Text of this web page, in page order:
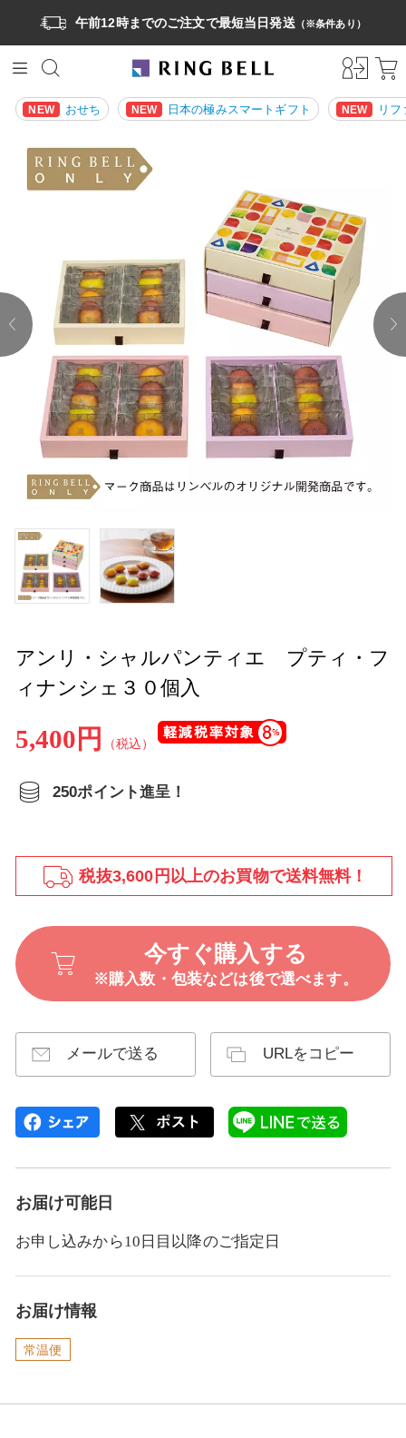
午前12時までのご注文で最短当日発送（※条件あり）
NEW おせち NEW 日本の極みスマートギフト NEW リ
prev
アンリ・シャルパンティエ プティ・フ
ィナンシェ３０個入
5,400円 （税込）
250ポイント進呈！
税抜3,600円以上のお買物で送料無料！
今すぐ購入する
※購入数・包装などは後で選べます。
メールで送る URLをコピー
お届け可能日
お申し込みから10日目以降のご指定日
お届け情報
常温便